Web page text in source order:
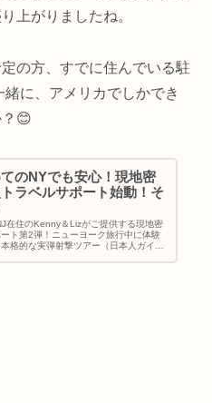
上がりましたね。
の方、すでに住んでいる駐
に、アメリカでしかでき
😊
のNYでも安心！現地密
ラベルサポート始動！そ
在住のKenny＆Lizがご提供する現地密
ト第2弾！ニューヨーク旅行中に体験
格的な実弾射撃ツアー（日本人ガイド